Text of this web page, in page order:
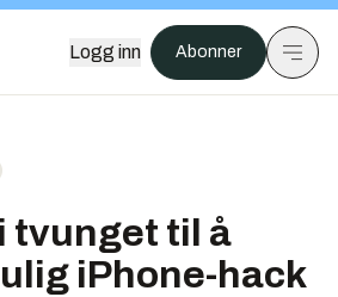
Logg inn Abonner
tvunget til å
iPhone-hack